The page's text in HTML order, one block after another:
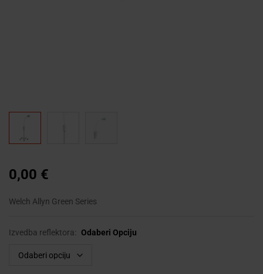
0,00 €
Welch Allyn Green Series
Izvedba reflektora: Odaberi Opciju